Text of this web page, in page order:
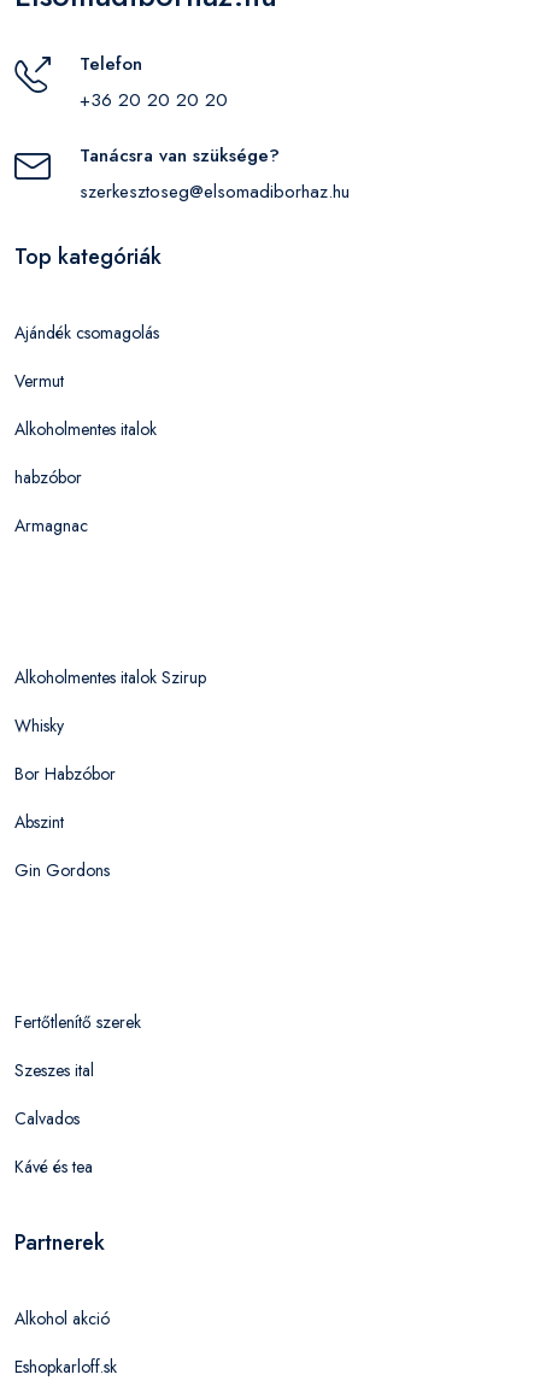
Telefon
+36 20 20 20 20
Tanácsra van szüksége?
szerkesztoseg@elsomadiborhaz.hu
Top kategóriák
Ajándék csomagolás
Vermut
Alkoholmentes italok
habzóbor
Armagnac
Alkoholmentes italok Szirup
Whisky
Bor Habzóbor
Abszint
Gin Gordons
Fertőtlenítő szerek
Szeszes ital
Calvados
Kávé és tea
Partnerek
Alkohol akció
Eshopkarloff.sk